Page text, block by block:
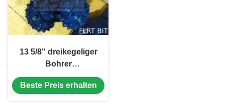
13 5/8" dreikegeliger
Bohrer
FSA517G/Stahlzahn-
Stückchen mit
Beste Preis erhalten